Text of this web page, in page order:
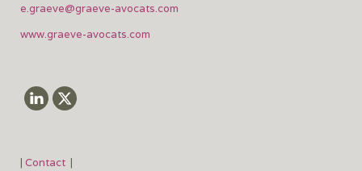
e.graeve@graeve-avocats.com
www.graeve-avocats.com
| Contact |